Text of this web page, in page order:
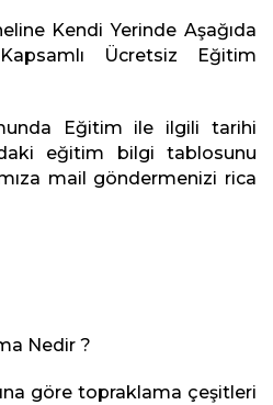
Kendi Yerinde Aşağıda
Ücretsiz Eğitim
Eğitim ile ilgili tarihi
eğitim bilgi tablosunu
mail göndermenizi rica
Nedir ?
göre topraklama çeşitleri